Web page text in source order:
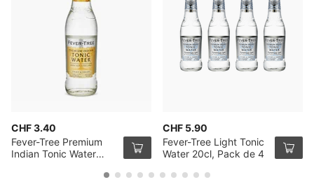
CHF 3.40
Fever-Tree Premium
Indian Tonic Water
CHF 5.90
Fever-Tree Light Tonic
Water 20cl, Pack de 4